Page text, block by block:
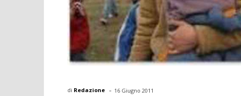
di Redazione - 16 Giugno 2011